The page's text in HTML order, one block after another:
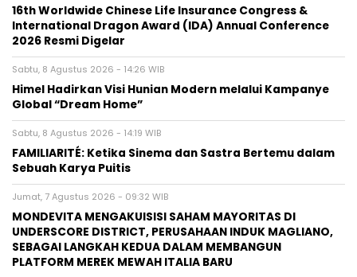
16th Worldwide Chinese Life Insurance Congress &
International Dragon Award (IDA) Annual Conference
2026 Resmi Digelar
Sabtu, 8 Agustus 2026 - 14:26 WIB
Himel Hadirkan Visi Hunian Modern melalui Kampanye
Global “Dream Home”
Sabtu, 8 Agustus 2026 - 14:19 WIB
FAMILIARITÉ: Ketika Sinema dan Sastra Bertemu dalam
Sebuah Karya Puitis
Jumat, 7 Agustus 2026 - 09:32 WIB
MONDEVITA MENGAKUISISI SAHAM MAYORITAS DI
UNDERSCORE DISTRICT, PERUSAHAAN INDUK MAGLIANO,
SEBAGAI LANGKAH KEDUA DALAM MEMBANGUN
PLATFORM MEREK MEWAH ITALIA BARU